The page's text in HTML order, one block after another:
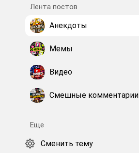
Лента постов
Анекдоты
Мемы
Видео
Смешные комментарии
Еще
Сменить тему